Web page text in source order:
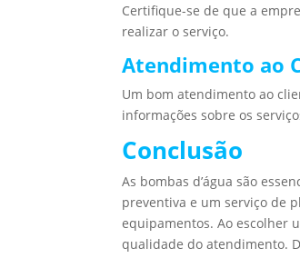
Certifique-se de que a
realizar o serviço.
Atendimento ao
Um bom atendimento ao
informações sobre os
Conclusão
As bombas d’água são
preventiva e um serviço de
equipamentos. Ao escolher
qualidade do atendimento.